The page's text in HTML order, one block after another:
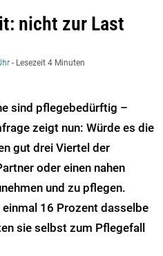
nicht zur Last
- Lesezeit 4 Minuten
sind pflegebedürftig –
zeigt nun: Würde es die
gut drei Viertel der
oder einen nahen
und zu pflegen.
16 Prozent dasselbe
sie selbst zum Pflegefall